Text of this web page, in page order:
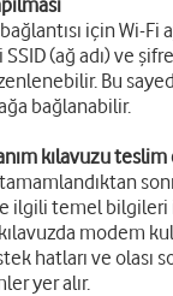
için Wi-Fi
(ağ adı) ve
Bu
bağlanabilir.
kılavuzu
ilgili temel bilgileri
modem
hatları ve olası
yer alır.